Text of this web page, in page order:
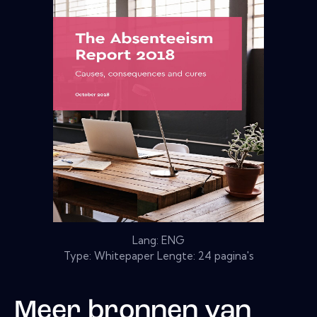
Lang: ENG
Type: Whitepaper Lengte: 24 pagina's
Meer bronnen van